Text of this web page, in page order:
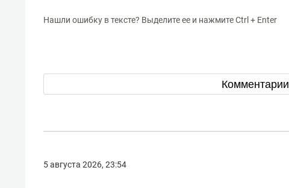
Нашли ошибку в тексте? Выделите ее и нажмите Ctrl + Enter
Комментарии
5 августа 2026, 23:54